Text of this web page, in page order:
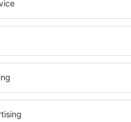
Roman de los Montes
San Roman
bună cazare